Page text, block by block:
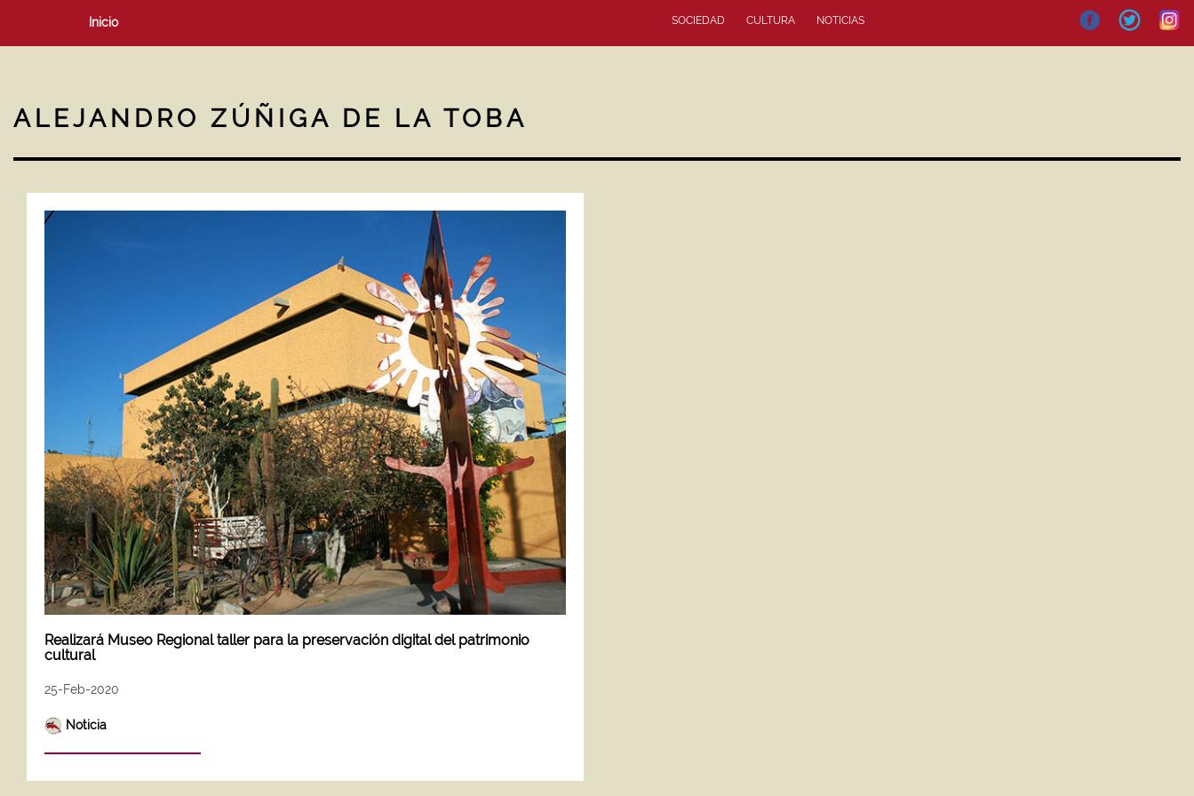
Inicio SOCIEDAD CULTURA NOTICIAS
ALEJANDRO ZÚÑIGA DE LA TOBA
Realizará Museo Regional taller para la preservación digital del patrimonio
cultural
25-Feb-2020
Noticia